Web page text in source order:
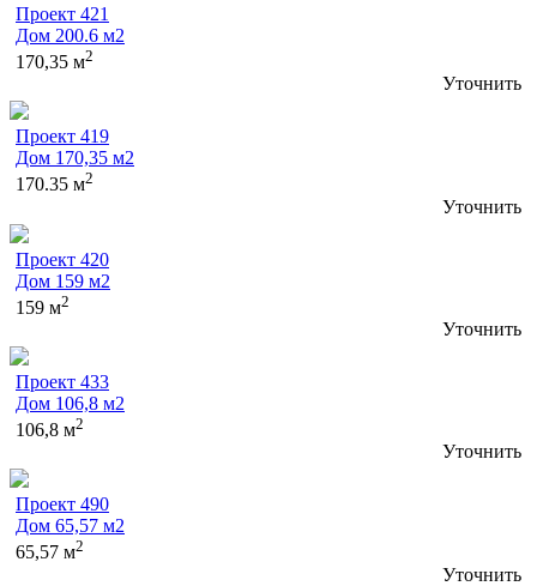
Проект 421
Дом 200.6 м2
170,35 м2
Уточнить
Проект 419
Дом 170,35 м2
170.35 м2
Уточнить
Проект 420
Дом 159 м2
159 м2
Уточнить
Проект 433
Дом 106,8 м2
106,8 м2
Уточнить
Проект 490
Дом 65,57 м2
65,57 м2
Уточнить